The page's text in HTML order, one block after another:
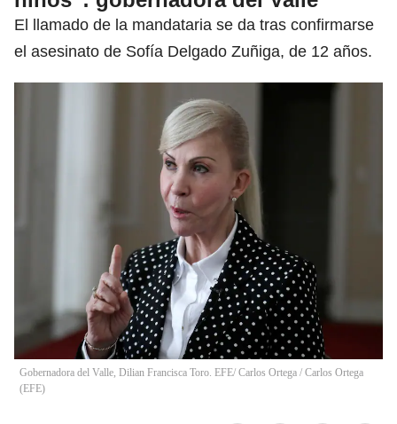
El llamado de la mandataria se da tras confirmarse
el asesinato de Sofía Delgado Zuñiga, de 12 años.
Gobernadora del Valle, Dilian Francisca Toro. EFE/ Carlos Ortega / Carlos Ortega
(EFE)